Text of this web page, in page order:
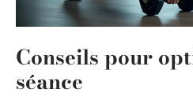
Conseils pour
séance